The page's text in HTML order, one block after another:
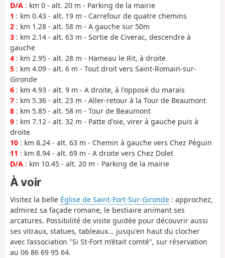
D/A : km 0 - alt. 20 m - Parking de la mairie
1 : km 0.43 - alt. 19 m - Carrefour de quatre chemins
2 : km 1.28 - alt. 58 m - A gauche sur 50m
3 : km 2.14 - alt. 63 m - Sortie de Civerac, descendre à
gauche
4 : km 2.95 - alt. 28 m - Hameau le Rit, à droite
5 : km 4.09 - alt. 6 m - Tout droit vers Saint-Romain-sur-
Gironde
6 : km 4.93 - alt. 9 m - A droite, à l'opposé du marais
7 : km 5.36 - alt. 23 m - Aller-retour à la Tour de Beaumont
8 : km 5.85 - alt. 58 m - Tour de Beaumont
9 : km 7.12 - alt. 32 m - Patte d'oie, virer à gauche puis à
droite
10 : km 8.24 - alt. 63 m - Chemin à gauche vers Chez Péguin
11 : km 8.94 - alt. 69 m - A droite vers Chez Dolet
D/A : km 10.45 - alt. 20 m - Parking de la mairie
À voir
Visitez la belle Église de Saint-Fort-Sur-Gironde : approchez,
admirez sa façade romane, le bestiaire animant ses
arcatures. Possibilité de visite guidée pour découvrir aussi
ses vitraux, statues, tableaux... jusqu'en haut du clocher
avec l’association "Si St-Fort m’était comté", sur réservation
au 06 86 69 95 64.